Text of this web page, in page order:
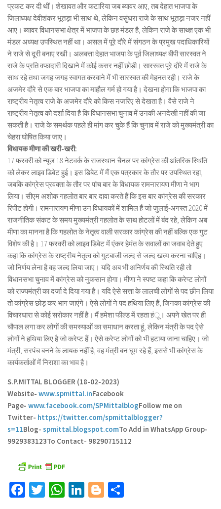
प्रकट कर दी थीं। शेखावत और कटारिया जब ब्यावर आए, तब देहात भाजपा के
जिलाध्यक्ष देवीशंकर भूतड़ा भी साथ थे, लेकिन वसुंधरा राजे के साथ भूतड़ा नजर नहीं
आए। ब्यावर विधानसभा क्षेत्र में भाजपा के छह मंडल है, लेकिन राजे के साथ्ज्ञ एक भी
मंडल अध्यक्ष उपस्थित नहीं था। असल में पूरे दौरे में संगठन के प्रमुख पदाधिकारियों
ने राजे से दूरी बनाए रखी। अलबत्ता देहात भाजपा के पूर्व जिलाध्यक्ष बीपी सारस्वत ने
राजे के प्रति वफादारी दिखाने में कोई कसर नहीं छोड़ी। सारस्वत पूरे दौरे में राजे के
साथ रहे तथा जगह जगह स्वागत करवाने में भी सारस्वत की मेहनत रही। राजे के
अजमेर दौरे से एक बार भाजपा का माहौल गर्म हो गया है। देखना होगा कि भाजपा का
राष्ट्रीय नेतृत्व राजे के अजमेर दौरे को किस नजरिए से देखता है। वैसे राजे ने
राष्ट्रीय नेतृत्व को दर्शा दिया है कि विधानसभा चुनाव में उनकी अनदेखी नहीं की जा
सकती है। राजे के समर्थक पहले ही मांग कर चुके हैं कि चुनाव में राजे को मुख्यमंत्री का
चेहरा घोषित किया जाए।
विधायक मीणा की खरी-खरी:
17 फरवरी को न्यूज 18 नेटवर्क के राजस्थान चैनल पर कांग्रेस की आंतरिक स्थिति
को लेकर लाइव डिबेट हुई। इस डिबेट में मैं एक पत्रकार के तौर पर उपस्थित रहा,
जबकि कांग्रेस प्रवक्ता के तौर पर पांच बार के विधायक रामनारायण मीणा ने भाग
लिया। सीएम अशोक गहलोत बार बार दावा करते हैं कि इस बार कांग्रेस की सरकार
रिपीट होगी। रामनारायण मीणा उन विधायकों में शामिल हैं जो जुलाई-अगस्त 2020 में
राजनीतिक संकट के समय मुख्यमंत्री गहलोत के साथ होटलों में बंद रहे, लेकिन अब
मीणा का मानना है कि गहलोत के नेतृत्व वाली सरकार कांग्रेस की नहीं बल्कि एक गुट
विशेष की है। 17 फरवरी को लाइव डिबेट में एंकर हेमंत के सवालों का जवाब देते हुए
कहा कि कांग्रेस के राष्ट्रीय नेतृत्व को गुटबाजी जल्द से जल्द खत्म करना चाएिह।
जो निर्णय लेना है वह जल्द लिया जाए। यदि अब भी अनिर्णय की स्थिति रही तो
विधानसभा चुनाव में कांग्रेस को नुकसान होगा। मीणा ने स्पष्ट कहा कि करेप्ट लोगों
को राज्यमंत्री का दर्जा दे दिया गया है। यदि ऐसे सत्ता के लालची लोगों से पद छीन लिया
तो कांग्रेस छोड़ कर भाग जाएंगे। ऐसे लोगों ने पद हथिया लिए हैं, जिनका कांग्रेस की
विचारधारा से कोई सरोकार नहीं है। मैं हमेशा फील्ड में रहता हंू। अपने खेत पर ही
चौपाल लगा कर लोगों की समस्याओं का समाधान करता हूं, लेकिन मंत्री के पद ऐसे
लोगों ने हथिया लिए है जो करेप्ट हैं। ऐसे करेप्ट लोगों को भी हटाया जाना चाहिए। जो
मंत्री, सरपंच बनने के लायक नहीं है, वह मंत्री बन घूम रहे हैं, इससे भी कांग्रेस के
कार्यकर्ताओं में निराशा का भाव है।
S.P.MITTAL BLOGGER (18-02-2023)
Website- www.spmittal.inFacebook
Page- www.facebook.com/SPMittalblogFollow me on
Twitter- https://twitter.com/spmittalblogger?
s=11Blog- spmittal.blogspot.comTo Add in WhatsApp Group-
9929383123To Contact- 98290715112
Facebook
TwitterWhatsApp
LinkedIn
Blogger